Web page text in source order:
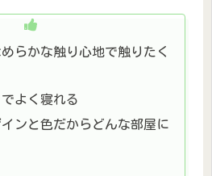
らかな触り心地で触りたく
よく寝れる
ンと色だからどんな部屋に